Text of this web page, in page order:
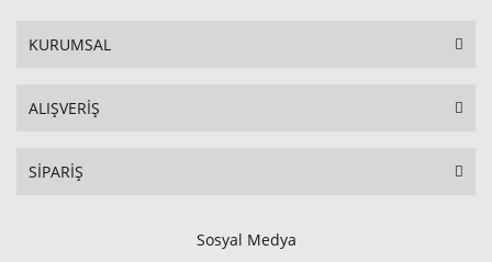
KURUMSAL
ALIŞVERİŞ
SİPARİŞ
Sosyal Medya